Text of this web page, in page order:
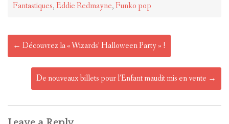
Fantastiques,Eddie Redmayne,Funko pop
Post
navigation
← Découvrez la « Wizards’ Halloween Party » !
De nouveaux billets pour l’Enfant maudit mis en vente →